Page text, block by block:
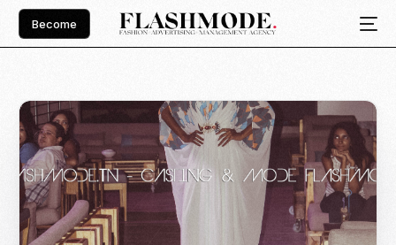
Become